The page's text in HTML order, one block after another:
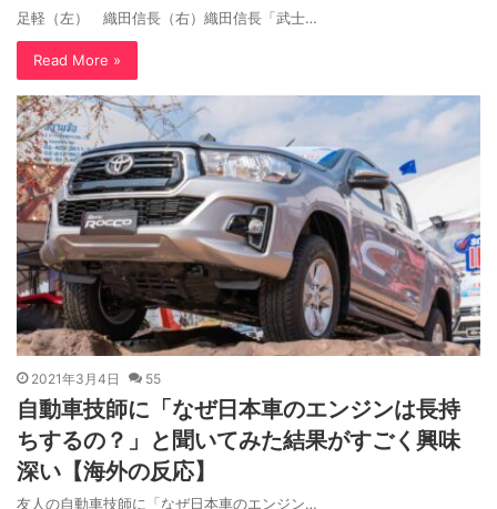
足軽（左） 織田信長（右）織田信長「武士…
Read More »
2021年3月4日 55
自動車技師に「なぜ日本車のエンジンは長持
ちするの？」と聞いてみた結果がすごく興味
深い【海外の反応】
友人の自動車技師に「なぜ日本車のエンジン…